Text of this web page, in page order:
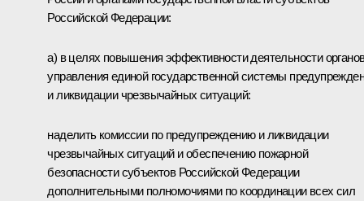
Российской Федерации:
а) в целях повышения эффективности деятельности
управления единой государственной системы
и ликвидации чрезвычайных ситуаций:
наделить комиссии по предупреждению и ликвидации
чрезвычайных ситуаций и обеспечению пожарной
безопасности субъектов Российской Федерации
дополнительными полномочиями по координации всех сил